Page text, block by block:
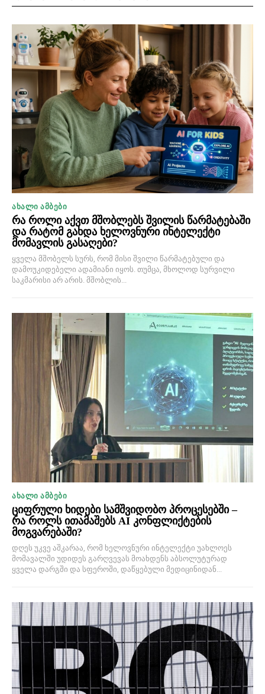
ᲐᲮᲐᲚᲘ ᲐᲛᲑᲔᲑᲘ
რა როლი აქვთ მშობლებს შვილის წარმატებაში
და რატომ გახდა ხელოვნური ინტელექტი
მომავლის გასაღები?
ყველა მშობელს სურს, რომ მისი შვილი წარმატებული და
დამოუკიდებელი ადამიანი იყოს. თუმცა, მხოლოდ სურვილი
საკმარისი არ არის. მშობლის...
ᲐᲮᲐᲚᲘ ᲐᲛᲑᲔᲑᲘ
ციფრული ხიდები სამშვიდობო პროცესებში –
რა როლს ითამაშებს AI კონფლიქტების
მოგვარებაში?
დღეს უკვე აშკარაა, რომ ხელოვნური ინტელექტი უახლოეს
მომავალში უდიდეს გარღვევას მოახდენს აბსოლუტურად
ყველა დარგში და სფეროში, დაწყებული მედიცინიდან...